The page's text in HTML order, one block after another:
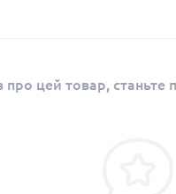
про цей товар,